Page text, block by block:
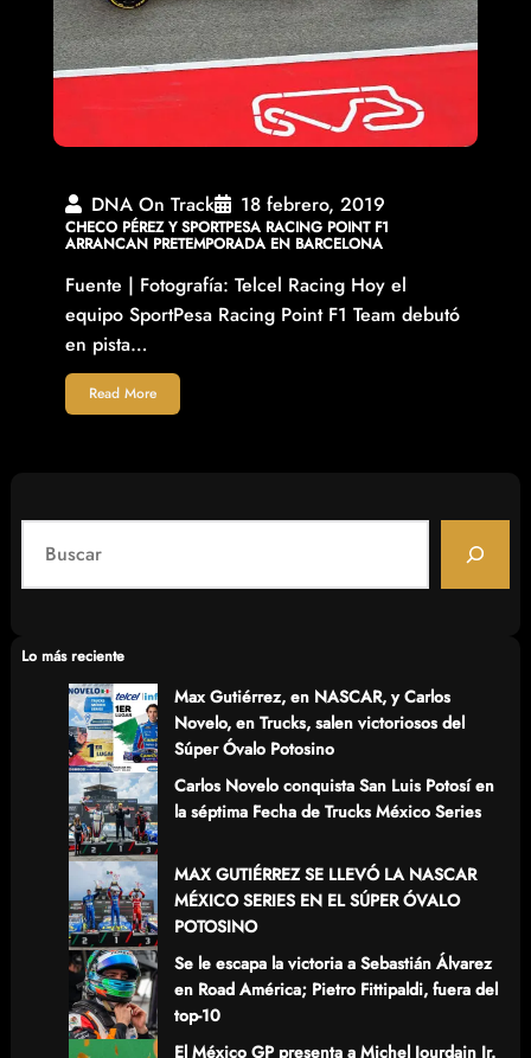
DNA On Track 18 febrero, 2019
CHECO PÉREZ Y SPORTPESA RACING POINT F1
ARRANCAN PRETEMPORADA EN BARCELONA
Fuente | Fotografía: Telcel Racing Hoy el
equipo SportPesa Racing Point F1 Team debutó
en pista…
Read More
a
cLo más reciente
Max Gutiérrez, en NASCAR, y Carlos
Novelo, en Trucks, salen victoriosos del
Súper Óvalo Potosino
Carlos Novelo conquista San Luis Potosí en
la séptima Fecha de Trucks México Series
MAX GUTIÉRREZ SE LLEVÓ LA NASCAR
MÉXICO SERIES EN EL SÚPER ÓVALO
POTOSINO
Se le escapa la victoria a Sebastián Álvarez
en Road América; Pietro Fittipaldi, fuera del
top-10
El México GP presenta a Michel Jourdain Jr.